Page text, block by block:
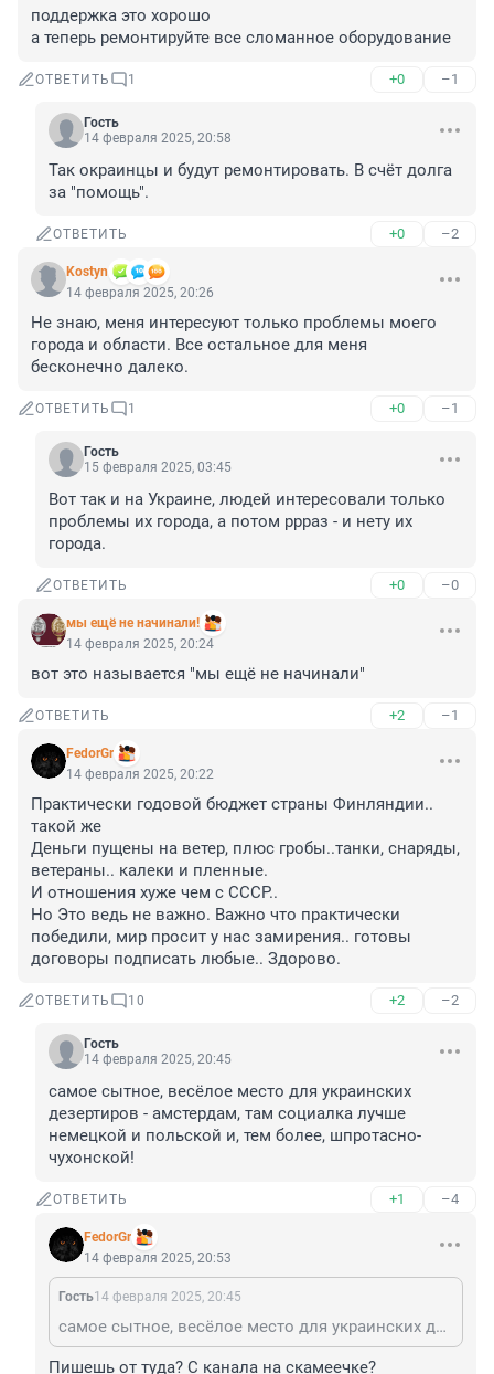
поддержка это хорошо
а теперь ремонтируйте все сломанное оборудование
ОТВЕТИТЬ 1 +0 –1
Гость
14 февраля 2025, 20:58
Так окраинцы и будут ремонтировать. В счёт долга
за "помощь".
ОТВЕТИТЬ +0 –2
Kostyn
14 февраля 2025, 20:26
Не знаю, меня интересуют только проблемы моего
города и области. Все остальное для меня
бесконечно далеко.
ОТВЕТИТЬ 1 +0 –1
Гость
15 февраля 2025, 03:45
Вот так и на Украине, людей интересовали только
проблемы их города, а потом ррраз - и нету их
города.
ОТВЕТИТЬ +0 –0
мы ещё не начинали!
14 февраля 2025, 20:24
вот это называется "мы ещё не начинали"
ОТВЕТИТЬ +2 –1
FedorGr
14 февраля 2025, 20:22
Практически годовой бюджет страны Финляндии..
такой же
Деньги пущены на ветер, плюс гробы..танки, снаряды,
ветераны.. калеки и пленные.
И отношения хуже чем с СССР..
Но Это ведь не важно. Важно что практически
победили, мир просит у нас замирения.. готовы
договоры подписать любые.. Здорово.
ОТВЕТИТЬ 10 +2 –2
Гость
14 февраля 2025, 20:45
самое сытное, весёлое место для украинских
дезертиров - амстердам, там социалка лучше
немецкой и польской и, тем более, шпротасно-
чухонской!
ОТВЕТИТЬ +1 –4
FedorGr
14 февраля 2025, 20:53
Гость14 февраля 2025, 20:45
самое сытное, весёлое место для украинских дезертиров - амстердам, там социалка лучше немецкой и польской и, тем более, шпротасно-чухонской!
Пишешь от туда? С канала на скамеечке?